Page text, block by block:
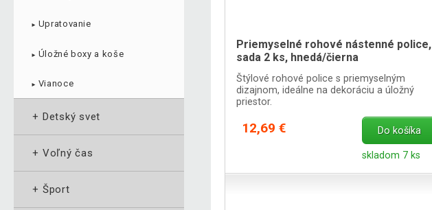
► Upratovanie
► Úložné boxy a koše
► Vianoce
+ Detský svet
+ Voľný čas
+ Šport
Priemyselné rohové nástenné police,
sada 2 ks, hnedá/čierna
Štýlové rohové police s priemyselným
dizajnom, ideálne na dekoráciu a úložný
priestor.
12,69 € Do košíka
skladom 7 ks